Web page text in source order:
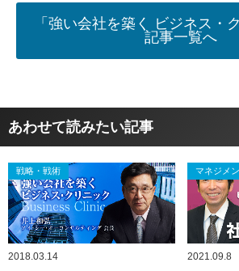
「強い会社を築く ビジネス・
記事一覧へ
あわせて読みたい記事
戦略・戦術
2018.03.14
マネジメ
2021.09.8